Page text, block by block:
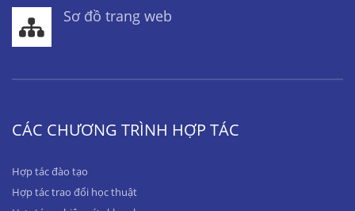
Sơ đồ trang web
CÁC CHƯƠNG TRÌNH HỢP TÁC
Hợp tác đào tạo
Hợp tác trao đổi học thuật